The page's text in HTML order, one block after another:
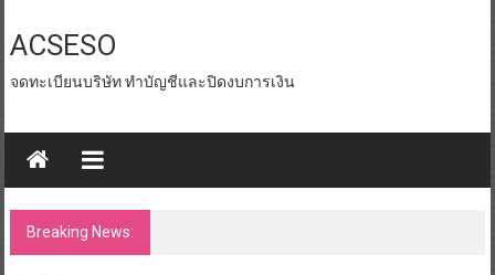
content
ACSESO
จดทะเบียนบริษัท ทำบัญชีและปิดงบการเงิน
Breaking News: